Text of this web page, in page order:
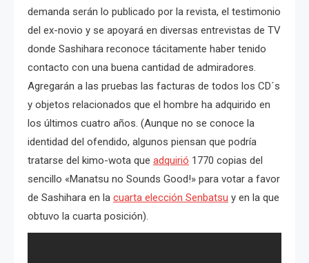
demanda serán lo publicado por la revista, el testimonio
del ex-novio y se apoyará en diversas entrevistas de TV
donde Sashihara reconoce tácitamente haber tenido
contacto con una buena cantidad de admiradores.
Agregarán a las pruebas las facturas de todos los CD´s
y objetos relacionados que el hombre ha adquirido en
los últimos cuatro años. (Aunque no se conoce la
identidad del ofendido, algunos piensan que podría
tratarse del kimo-wota que adquirió 1770 copias del
sencillo «Manatsu no Sounds Good!» para votar a favor
de Sashihara en la cuarta elección Senbatsu y en la que
obtuvo la cuarta posición).